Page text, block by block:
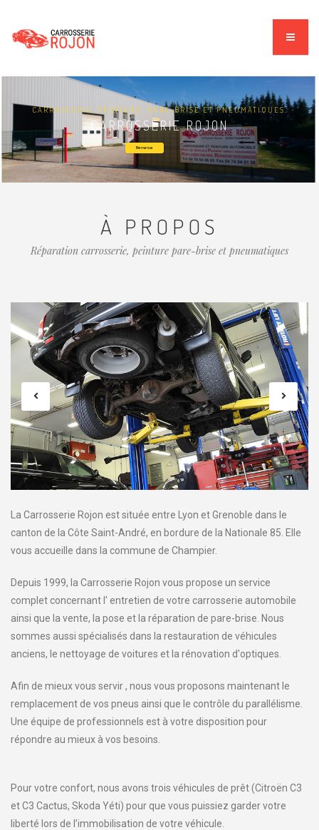
CARROSSERIE, PEINTURE, PARE-BRISE ET PNEUMATIQUES.
CARROSSERIE ROJON
Bienvenue
À PROPOS
Réparation carrosserie, peinture pare-brise et pneumatiques
La Carrosserie Rojon est située entre Lyon et Grenoble dans le
canton de la Côte Saint-André, en bordure de la Nationale 85. Elle
vous accueille dans la commune de Champier.
Depuis 1999, la Carrosserie Rojon vous propose un service
complet concernant l' entretien de votre carrosserie automobile
ainsi que la vente, la pose et la réparation de pare-brise. Nous
sommes aussi spécialisés dans la restauration de véhicules
anciens, le nettoyage de voitures et la rénovation d'optiques.
Afin de mieux vous servir , nous vous proposons maintenant le
remplacement de vos pneus ainsi que le contrôle du parallélisme.
Une équipe de professionnels est à votre disposition pour
répondre au mieux à vos besoins.
Pour votre confort, nous avons trois véhicules de prêt (Citroën C3
et C3 Cactus, Skoda Yéti) pour que vous puissiez garder votre
liberté lors de l’immobilisation de votre véhicule.